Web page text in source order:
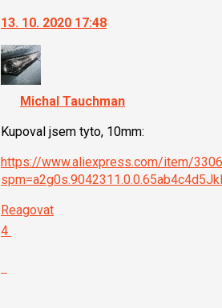
navigaci
lze
použít
i
klávesy
N
následující
a
P
předchozí
jako
13. 10. 2020 17:48
Michal Tauchman
Kupoval jsem tyto, 10mm:
https://www.aliexpress.com/item/
Reagovat
4